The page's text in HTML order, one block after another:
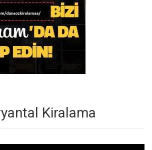
Kiralama